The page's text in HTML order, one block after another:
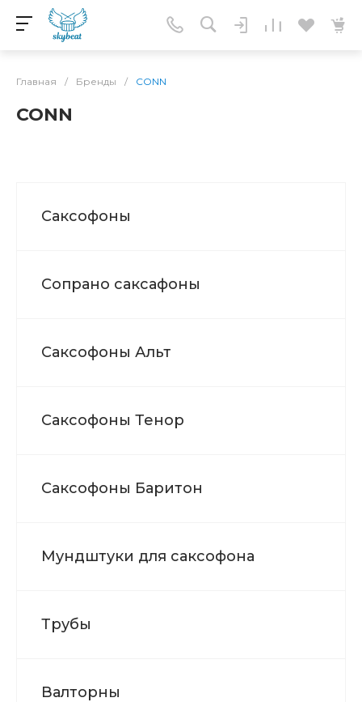
Главная / Бренды / CONN
CONN
Саксофоны
Сопрано саксафоны
Саксофоны Альт
Саксофоны Тенор
Саксофоны Баритон
Мундштуки для саксофона
Трубы
Валторны